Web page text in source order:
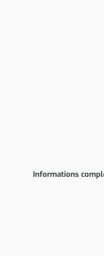
Informations